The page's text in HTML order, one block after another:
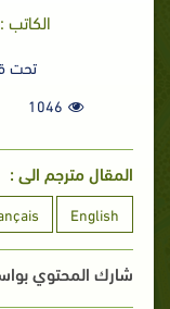
الكاتب
تحت
1046
المقال مترجم الى :
English
شارك المحتوي